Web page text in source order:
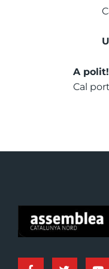
A
Cal